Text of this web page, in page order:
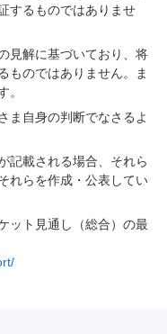
するものではありませ
見解に基づいており、将
ものではありません。ま
。
ま自身の判断でなさるよ
記載される場合、それら
れらを作成・公表してい
ット見通し（総合）の最